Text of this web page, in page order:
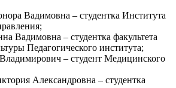
Вадимовна – студентка Института
Вадимовна – студентка факультета
Педагогического института;
– студент Медицинского
Александровна – студентка